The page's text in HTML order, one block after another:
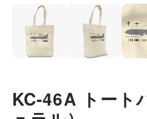
KC-46A トート